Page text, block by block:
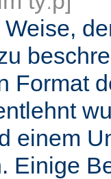
Format
einem
Einige